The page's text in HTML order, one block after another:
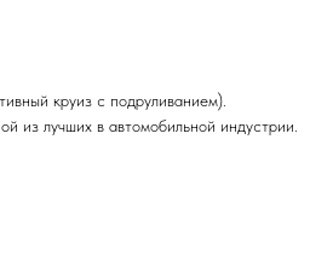
круиз с подруливанием).
из лучших в автомобильной индустрии.